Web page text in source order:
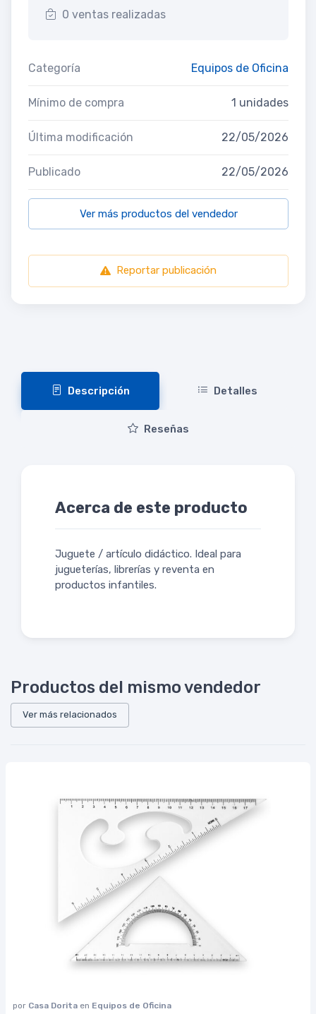
0 ventas realizadas
Categoría Equipos de Oficina
Mínimo de compra 1 unidades
Última modificación 22/05/2026
Publicado 22/05/2026
Ver más productos del vendedor
Reportar publicación
Descripción Detalles
Reseñas
Acerca de este producto
Juguete / artículo didáctico. Ideal para
jugueterías, librerías y reventa en
productos infantiles.
Productos del mismo vendedor
Ver más relacionados
por Casa Dorita en Equipos de Oficina